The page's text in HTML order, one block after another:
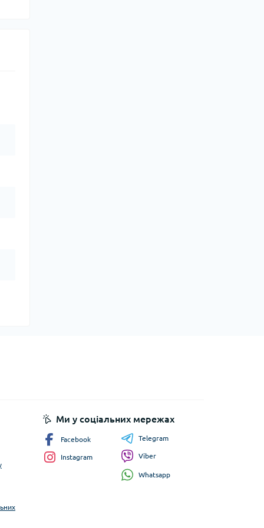
Ми у соціальних мережах
Facebook
Instagram
Telegram
Viber
Whatsapp